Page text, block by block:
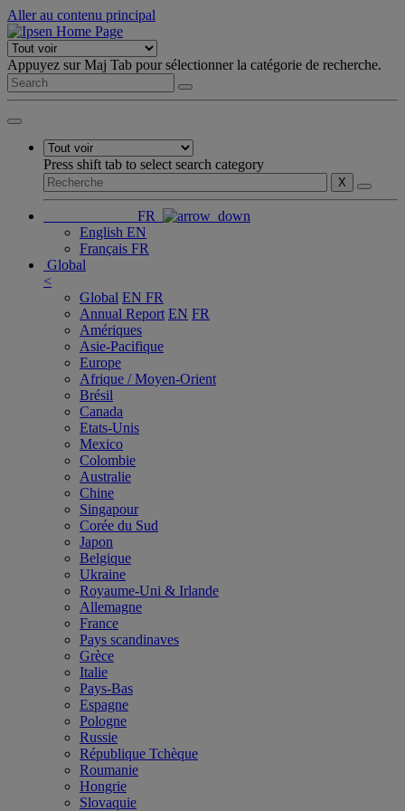
Aller au contenu principal
Appuyez sur Maj Tab pour sélectionner la catégorie de recherche.
Press shift tab to select search category
X
FR
English EN
Français FR
Global
<
Global EN FR
Annual Report EN FR
Amériques
Asie-Pacifique
Europe
Afrique / Moyen-Orient
Brésil
Canada
Etats-Unis
Mexico
Colombie
Australie
Chine
Singapour
Corée du Sud
Japon
Belgique
Ukraine
Royaume-Uni & Irlande
Allemagne
France
Pays scandinaves
Grèce
Italie
Pays-Bas
Espagne
Pologne
Russie
République Tchèque
Roumanie
Hongrie
Slovaquie